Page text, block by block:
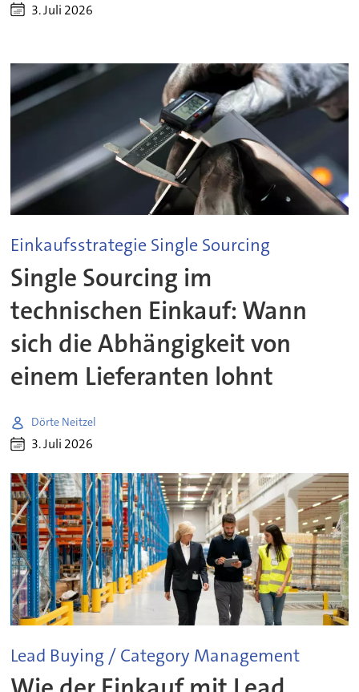
3. Juli 2026
Einkaufsstrategie Single Sourcing
Single Sourcing im
technischen Einkauf: Wann
sich die Abhängigkeit von
einem Lieferanten lohnt
Dörte Neitzel
3. Juli 2026
Lead Buying / Category Management